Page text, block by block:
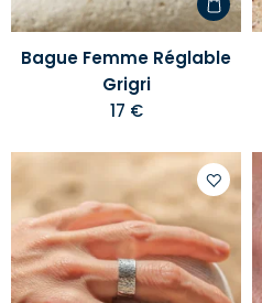
Bague Femme Réglable
Grigri
17 €
Ajouter
à
votre
liste